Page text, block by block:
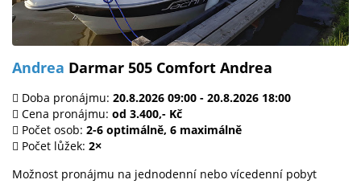
Andrea Darmar 505 Comfort Andrea
Doba pronájmu: 20.8.2026 09:00 - 20.8.2026 18:00
Cena pronájmu: od 3.400,- Kč
Počet osob: 2-6 optimálně, 6 maximálně
Počet lůžek: 2×
Možnost pronájmu na jednodenní nebo vícedenní pobyt